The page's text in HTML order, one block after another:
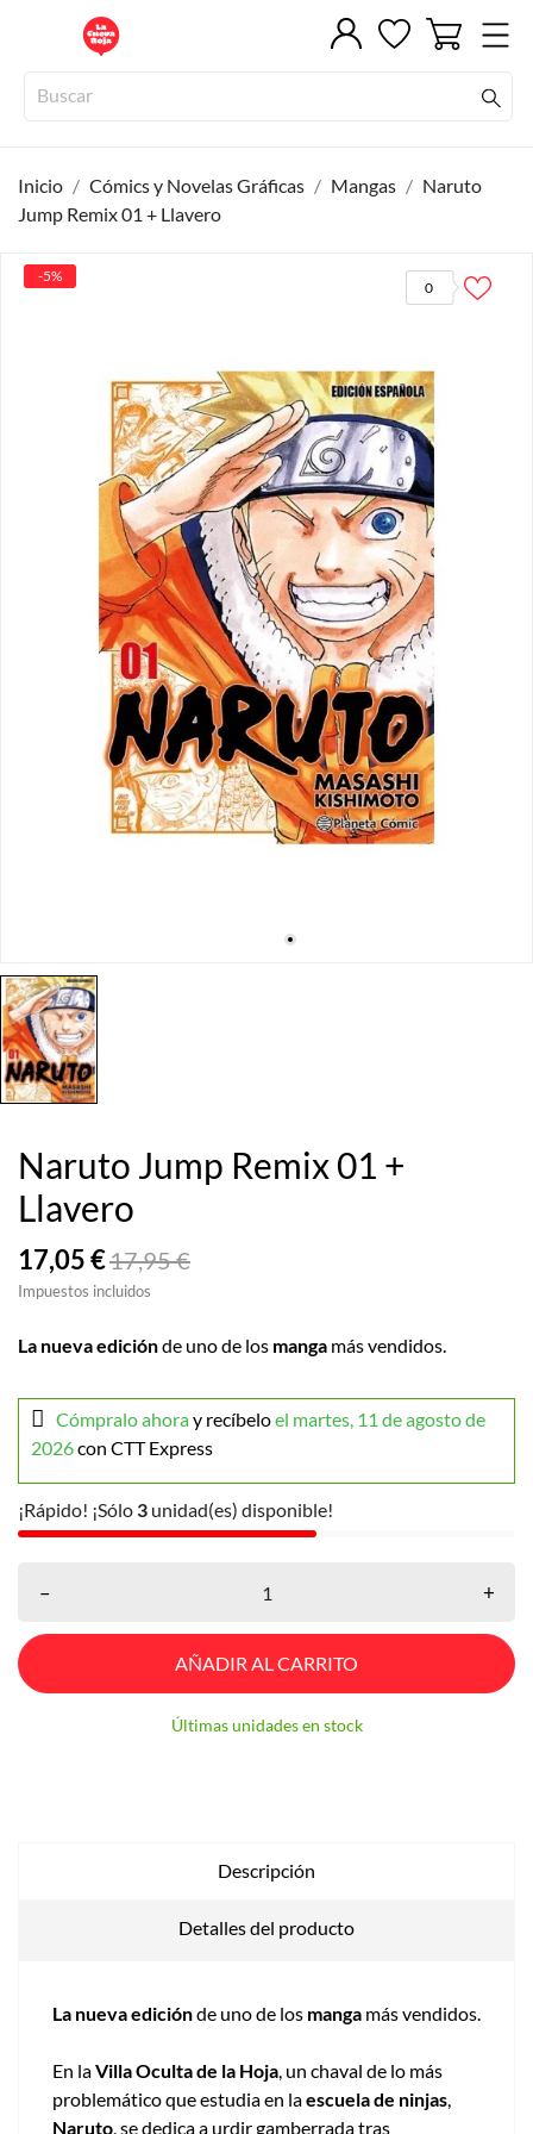
Inicio Cómics y Novelas Gráficas Mangas
Naruto
Jump Remix 01 + Llavero
0
-5%
Naruto Jump Remix 01 +
Llavero
17,05 €17,95 €
Impuestos incluidos
La nueva ediciónde uno de los manga más vendidos.
Cómpralo ahoray recíbeloel martes, 11 de agosto de
2026con CTT Express
¡Rápido! ¡Sólo 3 unidad(es) disponible!
– +
AÑADIR AL CARRITO
Últimas unidades en stock
Descripción
Detalles del producto
La nueva ediciónde uno de los manga más vendidos.
En laVilla Oculta de la Hoja, un chaval de lo más
problemático que estudia en laescuela de ninjas,
Naruto, se dedica a urdir gamberrada tras